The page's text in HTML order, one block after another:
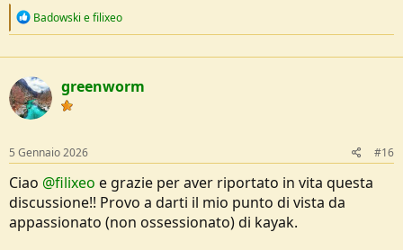
R
c
t
i
o
n
Badowski efilixeo
greenworm
5 Gennaio 2026 #16
Ciao @filixeo e grazie per aver riportato in vita questa
discussione!! Provo a darti il mio punto di vista da
appassionato (non ossessionato) di kayak.